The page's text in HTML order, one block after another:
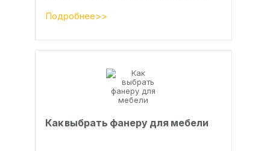
расширении, растрескивании,...
Подробнее>>
Как выбрать фанеру для мебели